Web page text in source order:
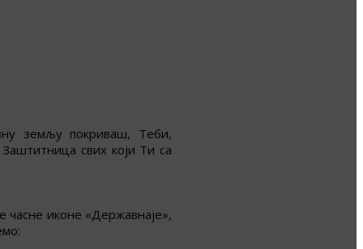
земљу покриваш, Теби,
свих који Ти са
часне иконе «Державнаје»,